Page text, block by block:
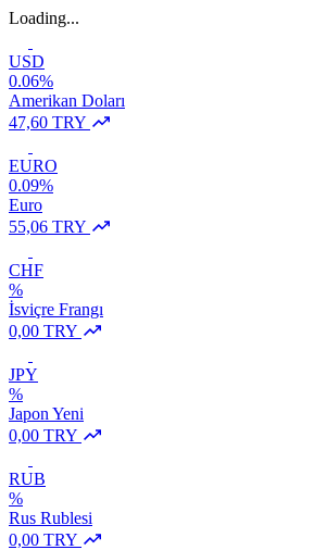
Loading...
USD
0.06%
Amerikan Doları
47,60 TRY
EURO
0.09%
Euro
55,06 TRY
CHF
%
İsviçre Frangı
0,00 TRY
JPY
%
Japon Yeni
0,00 TRY
RUB
%
Rus Rublesi
0,00 TRY